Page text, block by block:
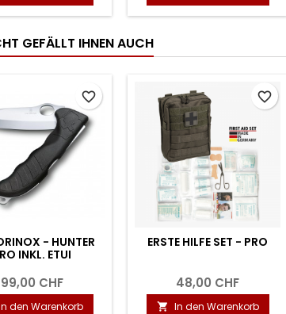
GEFÄLLT IHNEN AUCH
- HUNTER
INKL. ETUI
99,00 CHF
den Warenkorb
favorite_border
ERSTE HILFE SET - PRO
48,00 CHF
 In den Warenkorb
favorite_border